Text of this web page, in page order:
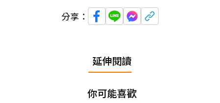
分享：
延伸閱讀
你可能喜歡